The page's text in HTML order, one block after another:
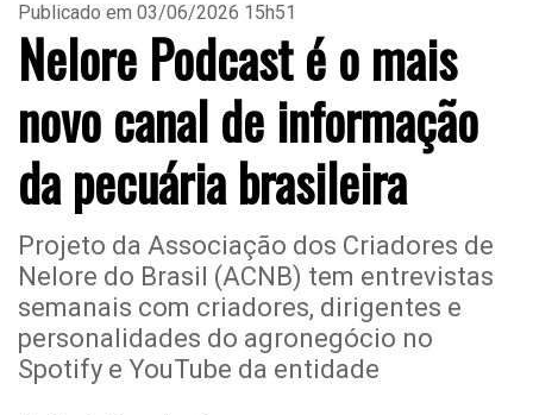
Publicado em 03/06/2026 15h51
Nelore Podcast é o mais
novo canal de informação
da pecuária brasileira
Projeto da Associação dos Criadores de
Nelore do Brasil (ACNB) tem entrevistas
semanais com criadores, dirigentes e
personalidades do agronegócio no
Spotify e YouTube da entidade